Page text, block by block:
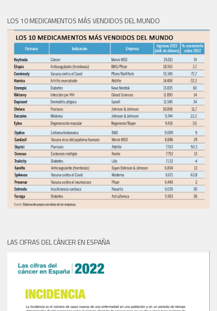
LOS 10 MEDICAMENTOS MÁS VENDIDOS DEL MUNDO
LAS CIFRAS DEL CÁNCER EN ESPAÑA